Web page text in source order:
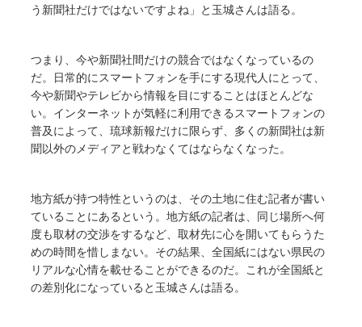
う新聞社だけではないですよね」と玉城さんは語る。
つまり、今や新聞社間だけの競合ではなくなっているの
だ。日常的にスマートフォンを手にする現代人にとって、
今や新聞やテレビから情報を目にすることはほとんどな
い。インターネットが気軽に利用できるスマートフォンの
普及によって、琉球新報だけに限らず、多くの新聞社は新
聞以外のメディアと戦わなくてはならなくなった。
地方紙が持つ特性というのは、その土地に住む記者が書い
ていることにあるという。地方紙の記者は、同じ場所へ何
度も取材の交渉をするなど、取材先に心を開いてもらうた
めの時間を惜しまない。その結果、全国紙にはない県民の
リアルな心情を載せることができるのだ。これが全国紙と
の差別化になっていると玉城さんは語る。